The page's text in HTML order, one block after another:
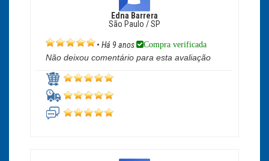
Edna Barrera
São Paulo / SP
• Há 9 anos Compra verificada
Não deixou comentário para esta avaliação